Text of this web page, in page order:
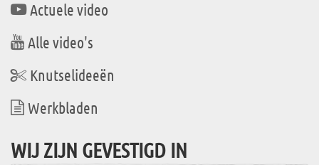
Actuele video
Alle video's
Knutselideeën
Werkbladen
WIJ ZIJN GEVESTIGD IN